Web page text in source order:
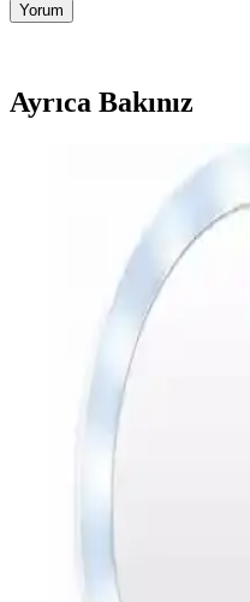
Yorum
Ayrıca Bakınız
Makyaj Aynası
Robeve Modellerinin
Land of Myth ve Robeve
kullanıcı deneyimleriyle detaylı
tasarım açısından farklar ortaya
Mobee Flexible 10X
Aynası İncelemesi ve
Mobee Flexible 10X Zoomlu
ışıklandırmasıyla makyaj ve